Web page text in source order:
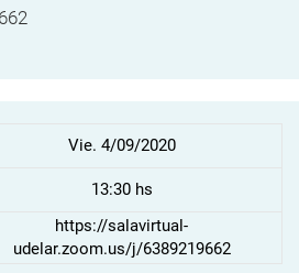
Vie. 4/09/2020
13:30 hs
https://salavirtual-
udelar.zoom.us/j/6389219662